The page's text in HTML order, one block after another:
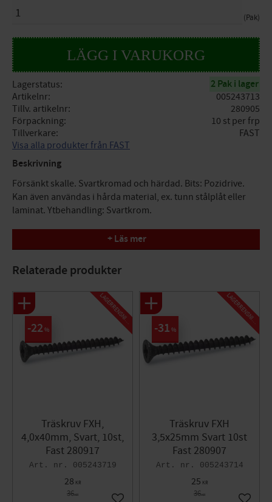
Pak
Lagerstatus 2 Pak i lager
Artikelnr
005243713
Tillv. artikelnr
280905
Förpackning
10 st per frp
Tillverkare
FAST
Visa alla produkter från FAST
Beskrivning
Försänkt skalle. Svartkromad och härdad. Bits: Pozidrive.
Kan även användas i hårda material, ex. tunn stålplåt eller
laminat. Ytbehandling: Svartkrom.
Specifikationer
Antal/Pak: 10st
Dimension d x L: 3,5x20mm
Bits Pz: 2
+ Läs mer
Relaterade produkter
Träskruv FXH,
4,0x40mm, Svart, 10st,
Fast 280917
005243719
28 KR
36KR
22 %
L
A
G
E
R
R
E
N
S
N
I
N
G
Träskruv FXH
3,5x25mm Svart 10st
Fast 280907
005243714
25 KR
36KR
31 %
L
A
G
E
R
R
E
N
S
N
I
N
G